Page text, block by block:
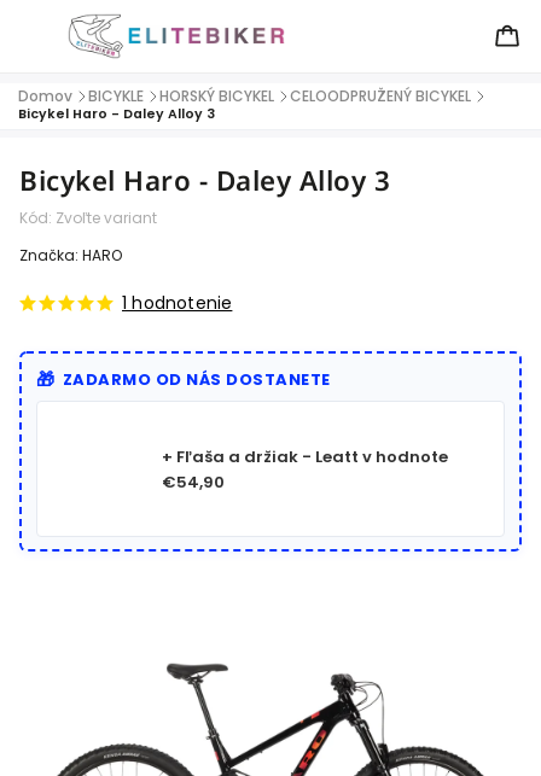
Domov / BICYKLE / HORSKÝ BICYKEL / CELOODPRUŽENÝ BICYKEL /
Bicykel Haro - Daley Alloy 3
Bicykel Haro - Daley Alloy 3
Kód: Zvoľte variant
1 hodnotenie
ZADARMO OD NÁS DOSTANETE
+ Fľaša a držiak - Leattv hodnote
€54,90
Značka: HARO